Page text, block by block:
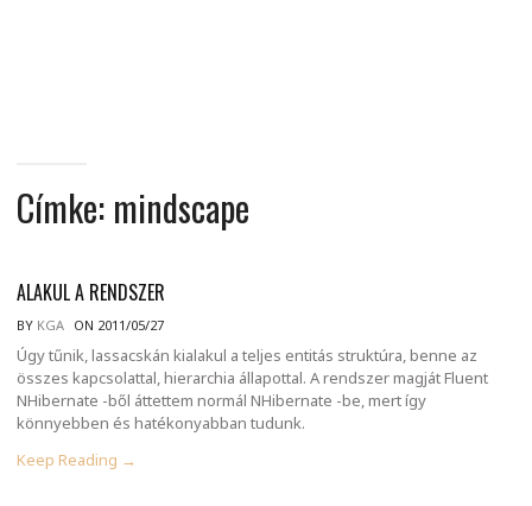
Címke: mindscape
ALAKUL A RENDSZER
BY KGA ON 2011/05/27
Úgy tűnik, lassacskán kialakul a teljes entitás struktúra, benne az
összes kapcsolattal, hierarchia állapottal. A rendszer magját Fluent
NHibernate -ből áttettem normál NHibernate -be, mert így
könnyebben és hatékonyabban tudunk.
Keep Reading →